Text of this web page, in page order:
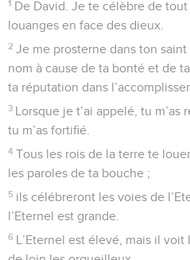
1 De David. Je te célèbre de
louanges en face des dieux.
2 Je me prosterne dans ton
nom à cause de ta bonté et de
ta réputation dans
3 Lorsque je t’ai appelé, tu m’as
tu m’as fortifié.
4 Tous les rois de la terre te
les paroles de ta bouche ;
5 ils célébreront les voies de
l’Eternel est grande.
6 L’Eternel est élevé, mais il